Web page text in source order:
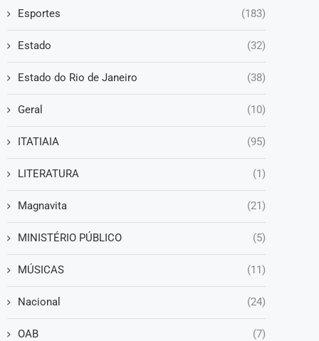
Esportes (183)
Estado (32)
Estado do Rio de Janeiro (38)
Geral (10)
ITATIAIA (95)
LITERATURA (1)
Magnavita (21)
MINISTÉRIO PÚBLICO (5)
MÚSICAS (11)
Nacional (24)
OAB (7)